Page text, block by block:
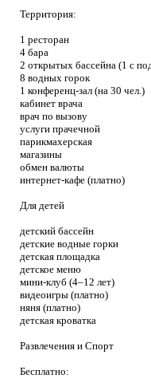
Территория:
1 ресторан
4 бара
2 открытых бассейна (1 с
8 водных горок
1 конференц-зал (на 30 чел.)
кабинет врача
врач по вызову
услуги прачечной
парикмахерская
магазины
обмен валюты
интернет-кафе (платно)
Для детей
детский бассейн
детские водные горки
детская площадка
детское меню
мини-клуб (4–12 лет)
видеоигры (платно)
няня (платно)
детская кроватка
Развлечения и Спорт
Бесплатно: